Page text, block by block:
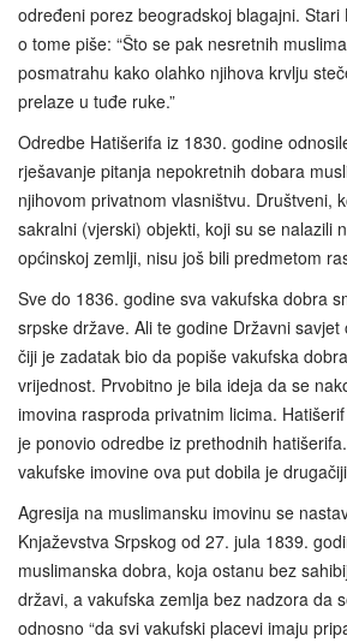
određeni porez beogradskoj blagajni.
o tome piše: “Što se pak nesretnih
posmatrahu kako olahko njihova krvlju
prelaze u tuđe ruke.”
Odredbe Hatišerifa iz 1830. godine
rješavanje pitanja nepokretnih dobara
njihovom privatnom vlasništvu. Društveni,
sakralni (vjerski) objekti, koji su se nalazili
općinskoj zemlji, nisu još bili predmetom
Sve do 1836. godine sva vakufska dobra
srpske države. Ali te godine Državni savjet
čiji je zadatak bio da popiše vakufska
vrijednost. Prvobitno je bila ideja da se
imovina rasproda privatnim licima.
je ponovio odredbe iz prethodnih
vakufske imovine ova put dobila je
Agresija na muslimansku imovinu se
Knjaževstva Srpskog od 27. jula 1839.
muslimanska dobra, koja ostanu bez
državi, a vakufska zemlja bez nadzora da
odnosno “da svi vakufski placevi imaju